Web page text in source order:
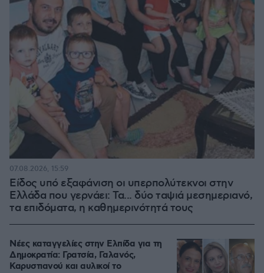
Είδος υπό εξαφάνιση οι υπερπολύτεκνοι στην
Ελλάδα που γερνάει: Τα... δύο ταψιά μεσημεριανό,
τα επιδόματα, η καθημερινότητά τους
07.08.2026, 15:59
Νέες καταγγελίες στην Ελπίδα για τη
Δημοκρατία: Γρατσία, Γαλανός,
Καρυστιανού και αυλικοί το